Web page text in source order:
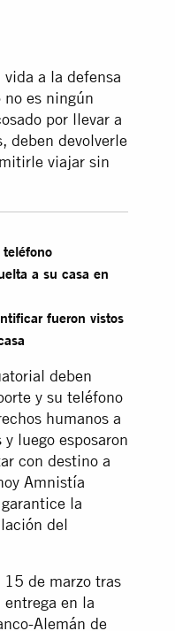
a la defensa
no es ningún
por llevar a
deben devolverle
viajar sin
a su casa en
fueron vistos
deben
y su teléfono
humanos a
luego esposaron
con destino a
Amnistía
la
del
de marzo tras
en la
Alemán de